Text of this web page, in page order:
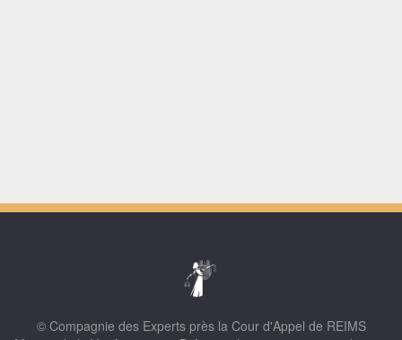
© Compagnie des Experts près la Cour d'Appel de REIMS